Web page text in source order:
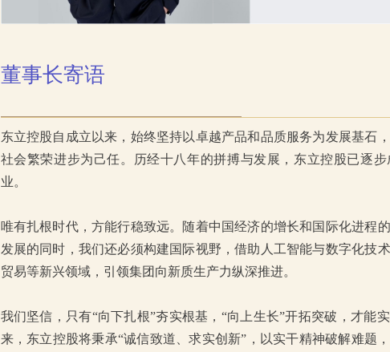
董事长寄语
东立控股自成立以来，始终坚持以卓越产品和品质服务为发展基石
社会繁荣进步为己任。历经十八年的拼搏与发展，东立控股已逐
业。
唯有扎根时代，方能行稳致远。随着中国经济的增长和国际化进程
发展的同时，我们还必须构建国际视野，借助人工智能与数字化技
贸易等新兴领域，引领集团向新质生产力纵深推进。
我们坚信，只有“向下扎根”夯实根基，“向上生长”开拓突破，才能
来，东立控股将秉承“诚信致道、求实创新”，以实干精神破解难题